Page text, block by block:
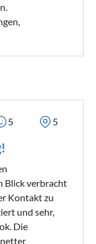
5 5
Blick verbracht
Kontakt zu
und sehr,
Die